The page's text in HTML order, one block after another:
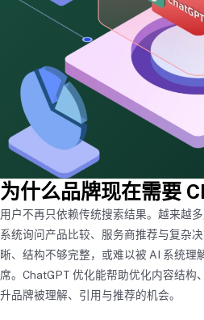
为什么品牌现在需要
用户不再只依赖传统搜索结果。越来越
系统询问产品比较、服务商推荐与复杂
晰、结构不够完整，或难以被 AI 系统理
席。ChatGPT 优化能帮助优化内容结构
升品牌被理解、引用与推荐的机会。